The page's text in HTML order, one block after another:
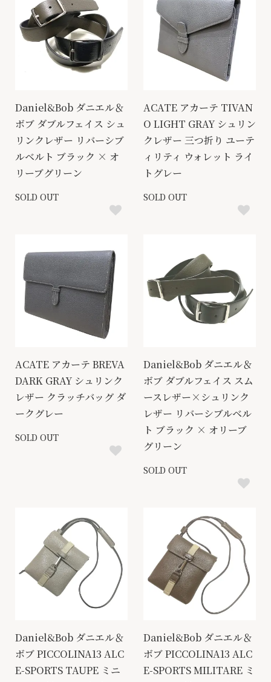
Daniel&Bob ダニエル＆
ボブ ダブルフェイス シュ
リンクレザー リバーシブ
ルベルト ブラック × オ
リーブグリーン
SOLD OUT
ACATE アカーテ TIVAN
O LIGHT GRAY シュリン
クレザー 三つ折り ユーテ
ィリティ ウォレット ライ
トグレー
SOLD OUT
ACATE アカーテ BREVA
DARK GRAY シュリンク
レザー クラッチバッグ ダ
ークグレー
SOLD OUT
Daniel&Bob ダニエル＆
ボブ ダブルフェイス スム
ースレザー×シュリンク
レザー リバーシブルベル
ト ブラック × オリーブ
グリーン
SOLD OUT
Daniel&Bob ダニエル＆
ボブ PICCOLINA13 ALC
E-SPORTS TAUPE ミニ
Daniel&Bob ダニエル＆
ボブ PICCOLINA13 ALC
E-SPORTS MILITARE ミ